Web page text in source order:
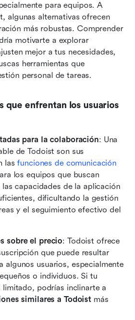
para equipos. A
algunas alternativas ofrecen
más robustas. Comprender
motivarte a explorar
mejor a tus necesidades,
herramientas que
personal de tareas.
que enfrentan los usuarios
para la colaboración: Una
de Todoist son sus
las funciones de comunicación
los equipos que buscan
capacidades de la aplicación
dificultando la gestión
y el seguimiento efectivo del
sobre el precio: Todoist ofrece
que puede resultar
algunos usuarios, especialmente
o individuos. Si tu
limitado, podrías inclinarte a
similares a Todoist más